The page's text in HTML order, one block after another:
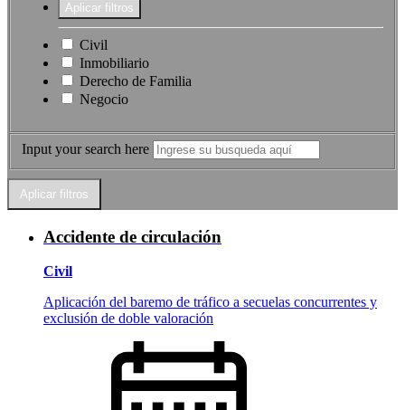
Civil
Inmobiliario
Derecho de Familia
Negocio
Input your search here
Accidente de circulación
Civil
Aplicación del baremo de tráfico a secuelas concurrentes y
exclusión de doble valoración